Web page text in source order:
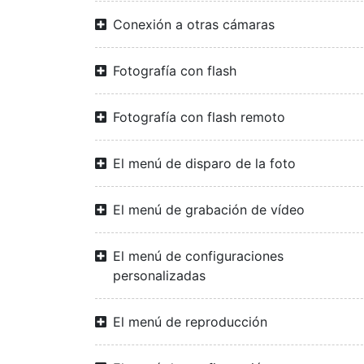
Conexión a otras cámaras
Fotografía con flash
Fotografía con flash remoto
El menú de disparo de la foto
El menú de grabación de vídeo
El menú de configuraciones
personalizadas
El menú de reproducción